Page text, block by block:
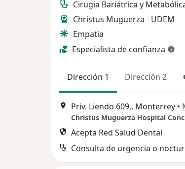
Cirugia Bariátrica y
Christus Muguerza - UDEM
Empatia
Especialista de confianza
Dirección 1 Dirección 2
Priv. Liendo 609,, Monterrey •
Christus Muguerza Hospital
Acepta Red Salud Dental
Consulta de urgencia o